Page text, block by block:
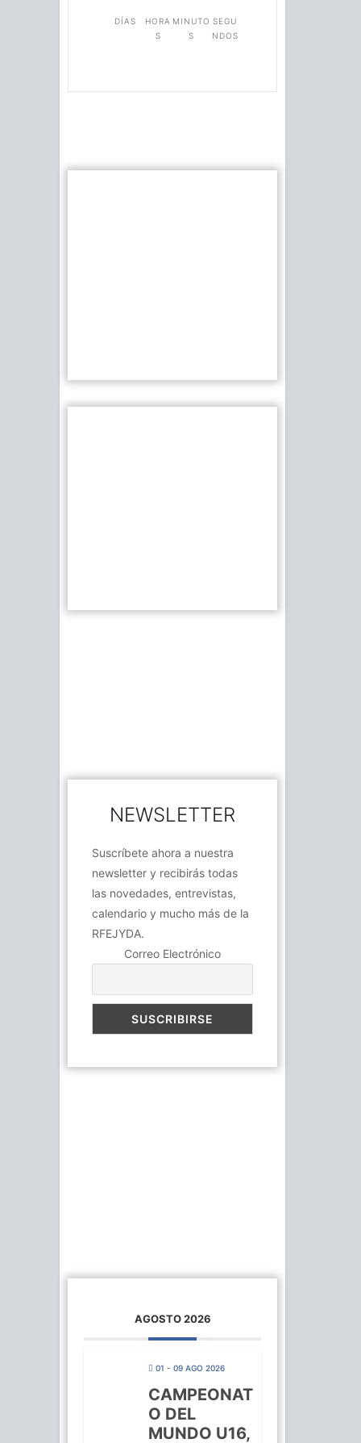
DÍAS
HORA
S
MINUTO
S
SEGU
NDOS
NEWSLETTER
Suscríbete ahora a nuestra
newsletter y recibirás todas
las novedades, entrevistas,
calendario y mucho más de la
RFEJYDA.
Correo Electrónico
AGOSTO 2026
01 - 09 AGO 2026
CAMPEONAT
O DEL
MUNDO U16,